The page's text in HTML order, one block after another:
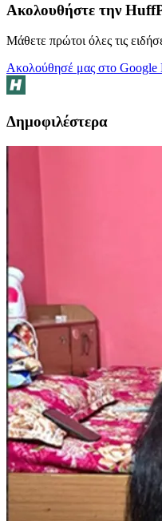
Ακολουθήστε την
Μάθετε πρώτοι όλες τις
Ακολούθησέ μας στο Google
Δημοφιλέστερα